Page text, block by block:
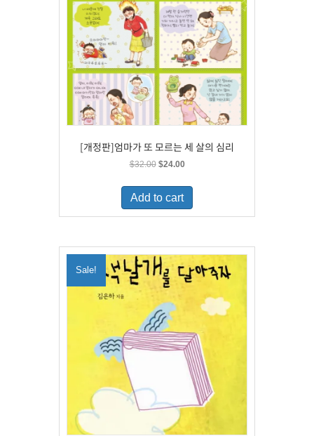
[개정판]엄마가 또 모르는 세 살의 심리
$32.00 Original
was:
$32.00.
$24.00Current
is:
$24.00.
Add to cart
Sale!